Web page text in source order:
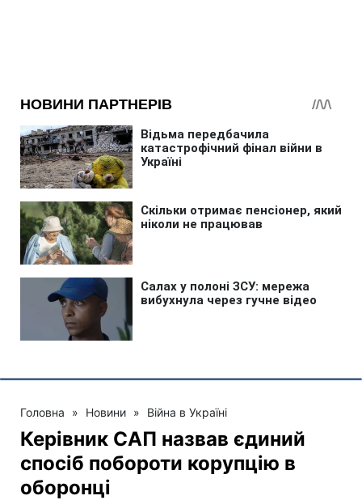
Головна » Новини » Війна в Україні
Керівник САП назвав єдиний
спосіб побороти корупцію в
оборонці